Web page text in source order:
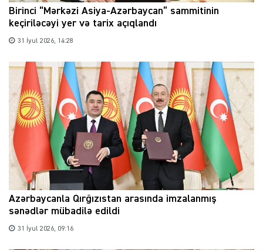
Birinci “Mərkəzi Asiya-Azərbaycan” sammitinin
keçiriləcəyi yer və tarix açıqlandı
31 İyul 2026, 14:28
Azərbaycanla Qırğızıstan arasında imzalanmış
sənədlər mübadilə edildi
31 İyul 2026, 09:16